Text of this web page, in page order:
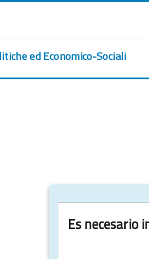
ed Economico-Sociali
Es necesario